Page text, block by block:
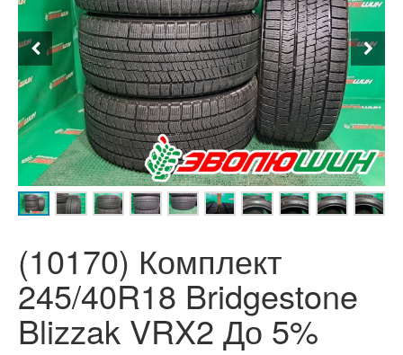
(10170) Комплект
245/40R18 Bridgestone
Blizzak VRX2 До 5%